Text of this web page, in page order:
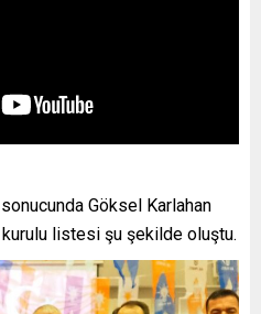
Göksel Karlahan
kurulu listesi şu şekilde oluştu.